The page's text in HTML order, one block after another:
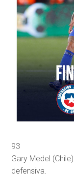
93
Gary Medel
defensiva.